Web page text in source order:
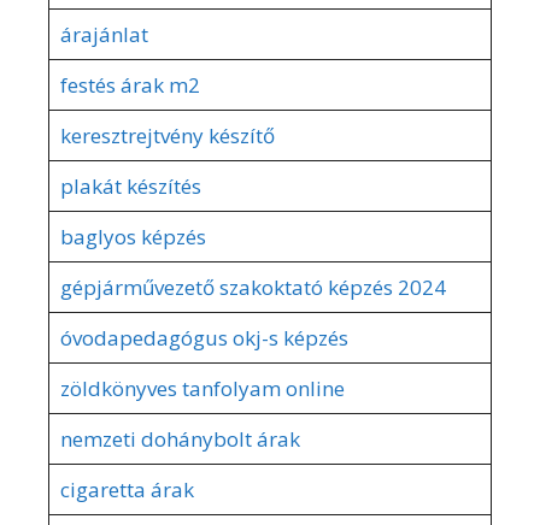
árajánlat
festés árak m2
keresztrejtvény készítő
plakát készítés
baglyos képzés
gépjárművezető szakoktató képzés 2024
óvodapedagógus okj-s képzés
zöldkönyves tanfolyam online
nemzeti dohánybolt árak
cigaretta árak